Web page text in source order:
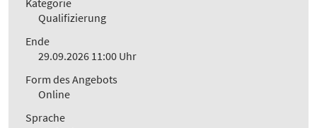
Qualifizierung
Ende
29.09.2026 11:00 Uhr
Form des Angebots
Online
Sprache